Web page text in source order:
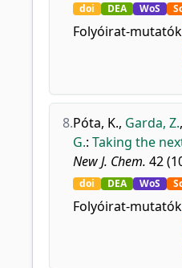
doi DEA WoS
Folyóirat-
8.Póta, K., Garda, Z.,
G.: Taking the
New J. Chem. 42
doi DEA WoS
Folyóirat-